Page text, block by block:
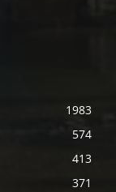
1983
574
413
371